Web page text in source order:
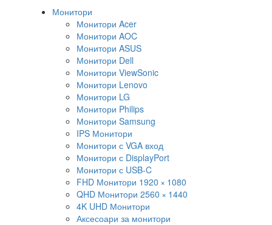
Монитори
Монитори Acer
Монитори AOC
Монитори ASUS
Монитори Dell
Монитори ViewSonic
Монитори Lenovo
Монитори LG
Монитори Philips
Монитори Samsung
IPS Монитори
Монитори с VGA вход
Монитори с DisplayPort
Монитори с USB-C
FHD Монитори 1920 × 1080
QHD Монитори 2560 × 1440
4K UHD Монитори
Аксесоари за монитори